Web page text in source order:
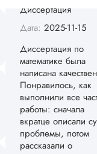
математике была
написана
выполнили все
работы: сначала
вкратце описали
проблемы, потом
рассказали о
методологии
исследования,
чего провели все
расчеты и